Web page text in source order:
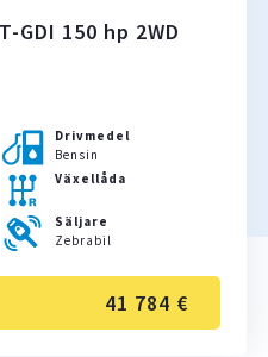
GDI 150 hp 2WD
Drivmedel
Bensin
Växellåda
Säljare
Zebrabil
41 784 €